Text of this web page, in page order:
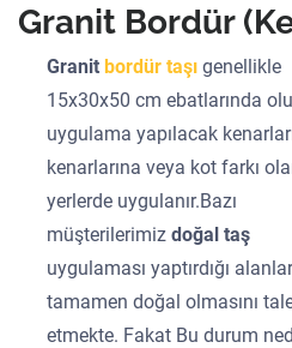
Granit Bordür
Granitbordür taşı genellikle
15x30x50 cm ebatlarında
uygulama yapılacak
kenarlarına veya kot farkı
yerlerde uygulanır.Bazı
müşterilerimizdoğal taş
uygulaması yaptırdığı
tamamen doğal olmasını
etmekte. Fakat Bu durum